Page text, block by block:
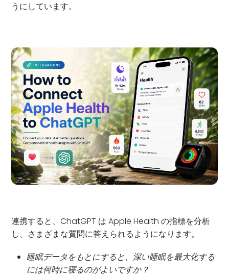
うにしています。
連携すると、ChatGPT は Apple Health の指標を分析
し、さまざまな質問に答えられるようになります。
睡眠データをもとにすると、深い睡眠を最大化する
には何時に寝るのがよいですか？